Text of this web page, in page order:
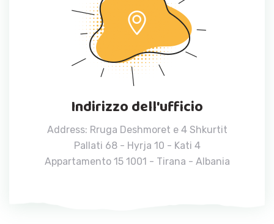
Indirizzo dell'ufficio
Address: Rruga Deshmoret e 4 Shkurtit
Pallati 68 - Hyrja 10 - Kati 4
Appartamento 15 1001 - Tirana - Albania